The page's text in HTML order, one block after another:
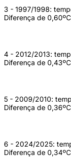
3 - 1997/1998:
Diferença de
4 - 2012/2013:
Diferença de
5 - 2009/2010:
Diferença de
6 - 2024/2025:
Diferença de